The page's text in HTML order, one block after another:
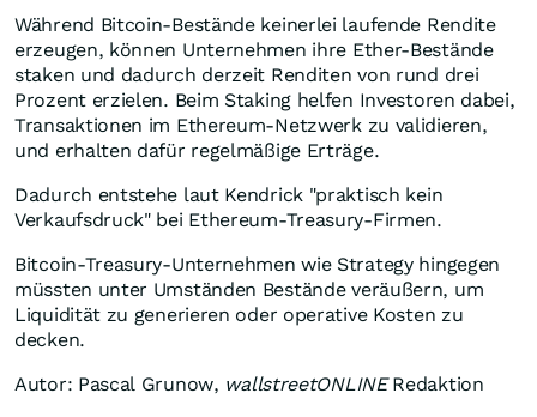
Während Bitcoin-Bestände keinerlei laufende Rendite
erzeugen, können Unternehmen ihre Ether-Bestände
staken und dadurch derzeit Renditen von rund drei
Prozent erzielen. Beim Staking helfen Investoren dabei,
Transaktionen im Ethereum-Netzwerk zu validieren,
und erhalten dafür regelmäßige Erträge.
Dadurch entstehe laut Kendrick "praktisch kein
Verkaufsdruck" bei Ethereum-Treasury-Firmen.
Bitcoin-Treasury-Unternehmen wie Strategy hingegen
müssten unter Umständen Bestände veräußern, um
Liquidität zu generieren oder operative Kosten zu
decken.
Autor: Pascal Grunow, wallstreetONLINERedaktion